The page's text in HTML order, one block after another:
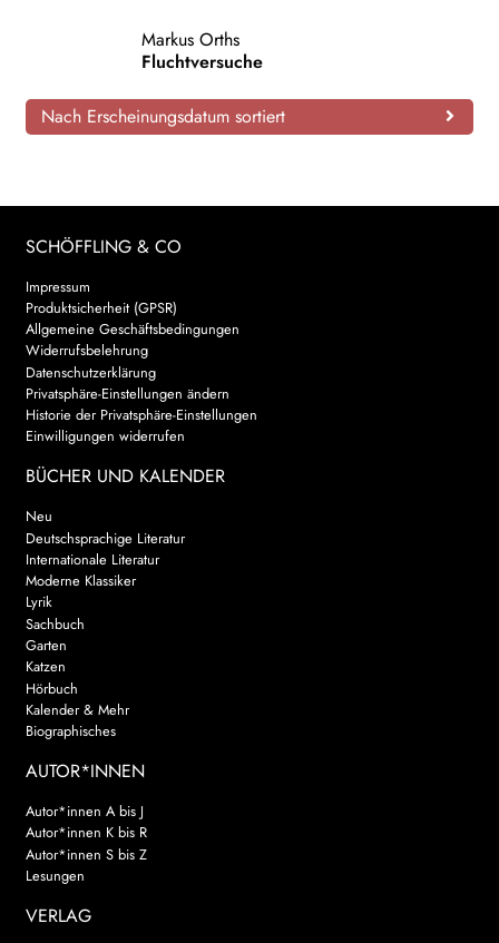
Search:
Markus Orths
Fluchtversuche
Nach Erscheinungsdatum sortiert
SCHÖFFLING & CO
Impressum
Produktsicherheit (GPSR)
Allgemeine Geschäftsbedingungen
Widerrufsbelehrung
Datenschutzerklärung
Privatsphäre-Einstellungen ändern
Historie der Privatsphäre-Einstellungen
Einwilligungen widerrufen
BÜCHER UND KALENDER
Neu
Deutschsprachige Literatur
Internationale Literatur
Moderne Klassiker
Lyrik
Sachbuch
Garten
Katzen
Hörbuch
Kalender & Mehr
Biographisches
AUTOR*INNEN
Autor*innen A bis J
Autor*innen K bis R
Autor*innen S bis Z
Lesungen
VERLAG